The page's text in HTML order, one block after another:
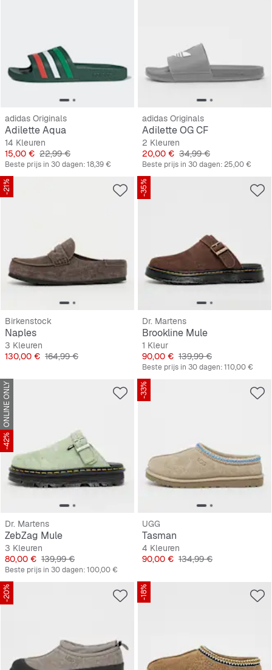
adidas Originals
Adilette Aqua
14 Kleuren
Prijs
15,00 € Originele Prijs
22,99 €
Beste prijs in 30 dagen:18,39 €
adidas Originals
Adilette OG CF
2 Kleuren
Prijs
20,00 € Originele Prijs
34,99 €
Beste prijs in 30 dagen:25,00 €
-21%
Birkenstock
Naples
3 Kleuren
Prijs
130,00 € Originele Prijs
164,99 €
-35%
Dr. Martens
Brookline Mule
1 Kleur
Prijs
90,00 € Originele Prijs
139,99 €
Beste prijs in 30 dagen:110,00 €
ONLINE ONLY
-42%
Dr. Martens
ZebZag Mule
3 Kleuren
Prijs
80,00 € Originele Prijs
139,99 €
Beste prijs in 30 dagen:100,00 €
-33%
UGG
Tasman
4 Kleuren
Prijs
90,00 € Originele Prijs
134,99 €
-20% -18%